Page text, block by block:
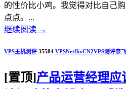
的性价比小鸡。我觉得对比自己
点点。...
继续阅读 →
VPS主机测评 35584 VPSNetflixCN2VPS测评奈飞
[置顶]产品运营经理